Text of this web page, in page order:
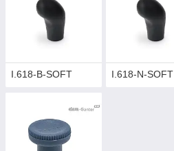
I.618-B-SOFT I.618-N-SOFT